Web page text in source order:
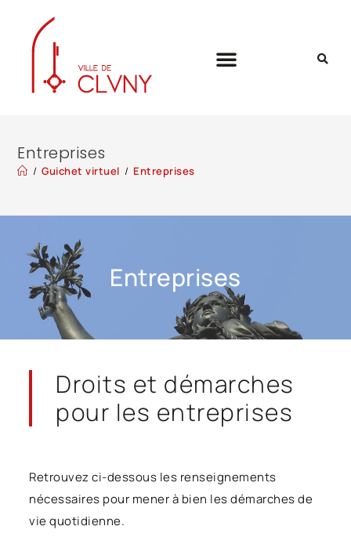
Entreprises
/ Guichet virtuel / Entreprises
Entreprises
Droits et démarches
pour les entreprises
Retrouvez ci-dessous les renseignements
nécessaires pour mener à bien les démarches de
vie quotidienne.